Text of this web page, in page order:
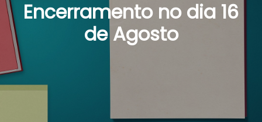
Encerramento no dia 16
de Agosto